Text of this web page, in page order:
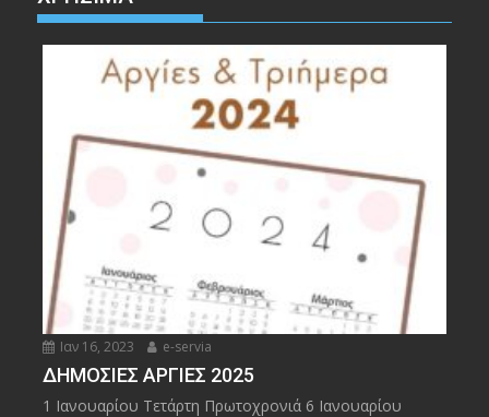
Ιαν 16, 2023 e-servia
ΔΗΜΟΣΙΕΣ ΑΡΓΙΕΣ 2025
1 Ιανουαρίου Τετάρτη Πρωτοχρονιά 6 Ιανουαρίου